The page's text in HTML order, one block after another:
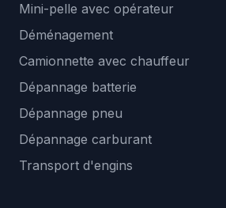
Mini-pelle avec opérateur
Déménagement
Camionnette avec chauffeur
Dépannage batterie
Dépannage pneu
Dépannage carburant
Transport d'engins